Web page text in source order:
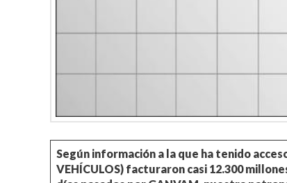
Según información a la que ha tenido
VEHÍCULOS) facturaron casi 12.300